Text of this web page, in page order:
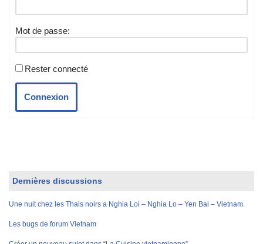
Mot de passe:
Rester connecté
Connexion
Dernières discussions
Une nuit chez les Thais noirs a Nghia Loi – Nghia Lo – Yen Bai – Vietnam.
Les bugs de forum Vietnam